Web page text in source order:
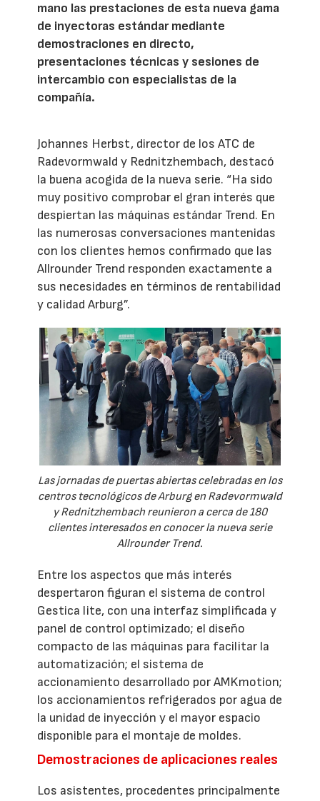
mano las prestaciones de esta nueva gama
de inyectoras estándar mediante
demostraciones en directo,
presentaciones técnicas y sesiones de
intercambio con especialistas de la
compañía.
Johannes Herbst, director de los ATC de
Radevormwald y Rednitzhembach, destacó
la buena acogida de la nueva serie. “Ha sido
muy positivo comprobar el gran interés que
despiertan las máquinas estándar Trend. En
las numerosas conversaciones mantenidas
con los clientes hemos confirmado que las
Allrounder Trend responden exactamente a
sus necesidades en términos de rentabilidad
y calidad Arburg”.
Las jornadas de puertas abiertas celebradas en los
centros tecnológicos de Arburg en Radevormwald
y Rednitzhembach reunieron a cerca de 180
clientes interesados en conocer la nueva serie
Allrounder Trend.
Entre los aspectos que más interés
despertaron figuran el sistema de control
Gestica lite, con una interfaz simplificada y
panel de control optimizado; el diseño
compacto de las máquinas para facilitar la
automatización; el sistema de
accionamiento desarrollado por AMKmotion;
los accionamientos refrigerados por agua de
la unidad de inyección y el mayor espacio
disponible para el montaje de moldes.
Demostraciones de aplicaciones reales
Los asistentes, procedentes principalmente